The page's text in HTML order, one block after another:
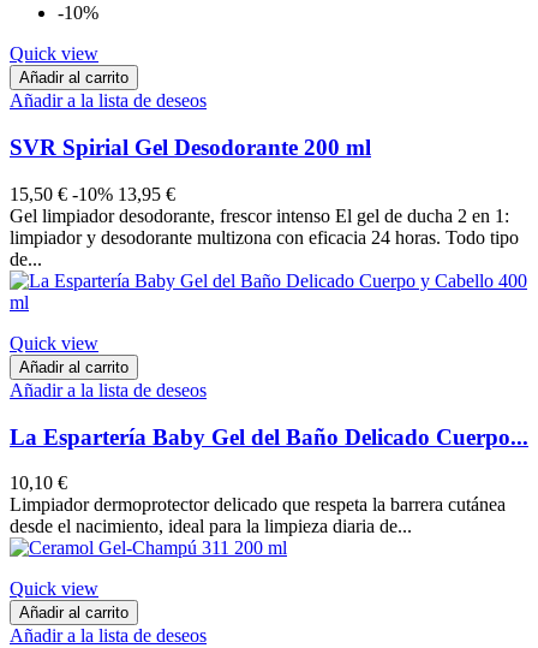
-10%
Quick view
Añadir al carrito
Añadir a la lista de deseos
SVR Spirial Gel Desodorante 200 ml
15,50 € -10% 13,95 €
Gel limpiador desodorante, frescor intenso El gel de ducha 2 en 1:
limpiador y desodorante multizona con eficacia 24 horas. Todo tipo
de...
Quick view
Añadir al carrito
Añadir a la lista de deseos
La Espartería Baby Gel del Baño Delicado Cuerpo...
10,10 €
Limpiador dermoprotector delicado que respeta la barrera cutánea
desde el nacimiento, ideal para la limpieza diaria de...
Quick view
Añadir al carrito
Añadir a la lista de deseos